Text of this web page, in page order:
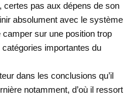
certes pas aux dépens de son
absolument avec le système
sur une position trop
catégories importantes du
dans les conclusions qu’il
notamment, d’où il ressort